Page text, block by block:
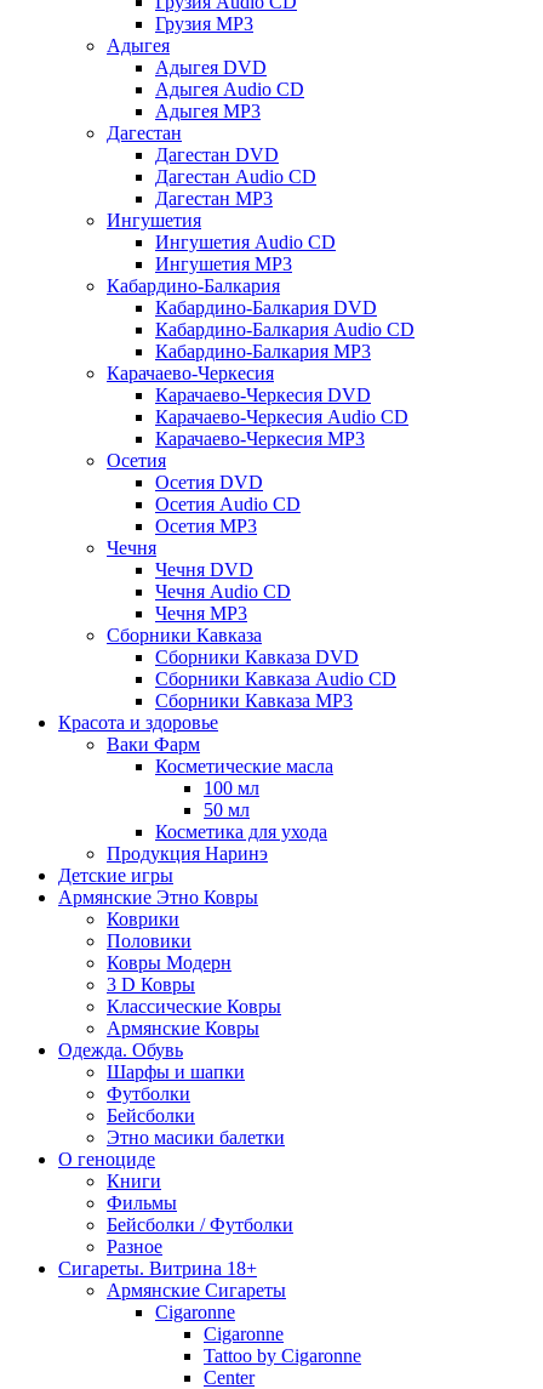
Грузия MP3
Адыгея
Адыгея DVD
Адыгея Audio CD
Адыгея MP3
Дагестан
Дагестан DVD
Дагестан Audio CD
Дагестан MP3
Ингушетия
Ингушетия Audio CD
Ингушетия MP3
Кабардино-Балкария
Кабардино-Балкария DVD
Кабардино-Балкария Audio CD
Кабардино-Балкария MP3
Карачаево-Черкесия
Карачаево-Черкесия DVD
Карачаево-Черкесия Audio CD
Карачаево-Черкесия MP3
Осетия
Осетия DVD
Осетия Audio CD
Осетия MP3
Чечня
Чечня DVD
Чечня Audio CD
Чечня MP3
Сборники Кавказа
Сборники Кавказа DVD
Сборники Кавказа Audio CD
Сборники Кавказа MP3
Красота и здоровье
Ваки Фарм
Косметические масла
100 мл
50 мл
Косметика для ухода
Продукция Наринэ
Детские игры
Армянские Этно Ковры
Коврики
Половики
Ковры Модерн
3 D Ковры
Классические Ковры
Армянские Ковры
Одежда. Обувь
Шарфы и шапки
Футболки
Бейсболки
Этно масики балетки
О геноциде
Книги
Фильмы
Бейсболки / Футболки
Разное
Сигареты. Витрина 18+
Армянские Сигареты
Cigaronne
Cigaronne
Tattoo by Cigaronne
Center